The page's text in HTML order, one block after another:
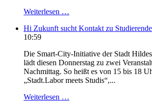
Weiterlesen …
Hi Zukunft sucht Kontakt zu
10:59
Die Smart-City-Initiative der Stadt
lädt diesen Donnerstag zu zwei
Nachmittag. So heißt es von 15 bis 18
„Stadt.Labor meets Studis“,...
Weiterlesen …